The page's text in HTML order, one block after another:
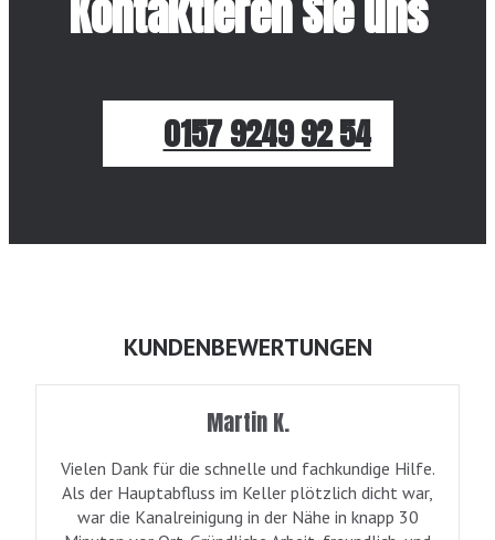
Kontaktieren Sie uns
0157 9249 92 54
KUNDENBEWERTUNGEN
Martin K.
Vielen Dank für die schnelle und fachkundige Hilfe.
Als der Hauptabfluss im Keller plötzlich dicht war,
war die Kanalreinigung in der Nähe in knapp 30